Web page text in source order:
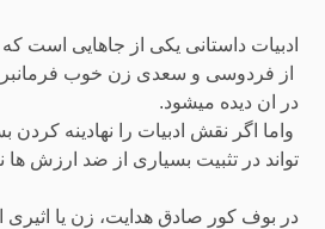
ادبیات داستانی یکی از جاهایی است
از فردوسی و سعدی زن خوب فرمانبر
در ان دیده میشود.
واما اگر نقش ادبیات را نهادینه
تواند در تثبیت بسیاری از ضد ارزش
در بوف کور صادق هدایت، زن یا اثیری